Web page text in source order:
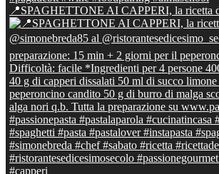
📍SPAGHETTONE AI CAPPERI, la ricetta